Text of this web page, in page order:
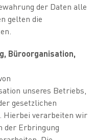
der Daten alle
gelten die
Büroorganisation,
unseres Betriebs,
gesetzlichen
Hierbei verarbeiten wir
der Erbringung